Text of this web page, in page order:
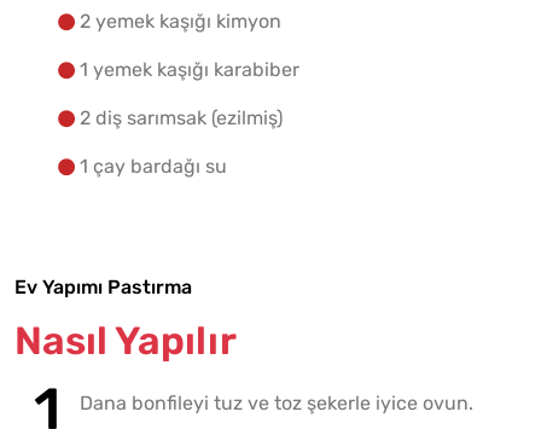
2 yemek kaşığı kimyon
1 yemek kaşığı karabiber
2 diş sarımsak (ezilmiş)
1 çay bardağı su
Ev Yapımı Pastırma
Nasıl Yapılır
Dana bonfileyi tuz ve toz şekerle iyice ovun.